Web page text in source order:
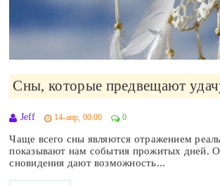
Сны, которые предвещают
Jeff 14-апр, 00:00 0
Чаще всего сны являются отражением
показывают нам события прожитых дней.
сновидения дают возможность...